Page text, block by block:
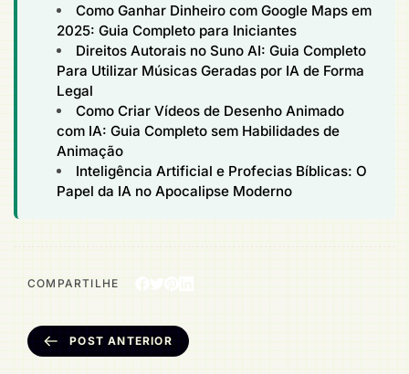
Como Ganhar Dinheiro com Google Maps em
2025: Guia Completo para Iniciantes
Direitos Autorais no Suno AI: Guia Completo
Para Utilizar Músicas Geradas por IA de Forma
Legal
Como Criar Vídeos de Desenho Animado
com IA: Guia Completo sem Habilidades de
Animação
Inteligência Artificial e Profecias Bíblicas: O
Papel da IA no Apocalipse Moderno
COMPARTILHE
POST ANTERIOR